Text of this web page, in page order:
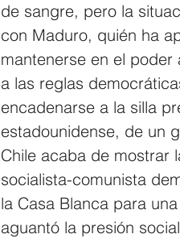
de sangre, pero la
con Maduro, quién ha
mantenerse en el
a las reglas
encadenarse a la silla
estadounidense, de un
Chile acaba de mostrar
socialista-comunista
la Casa Blanca para
aguantó la presión